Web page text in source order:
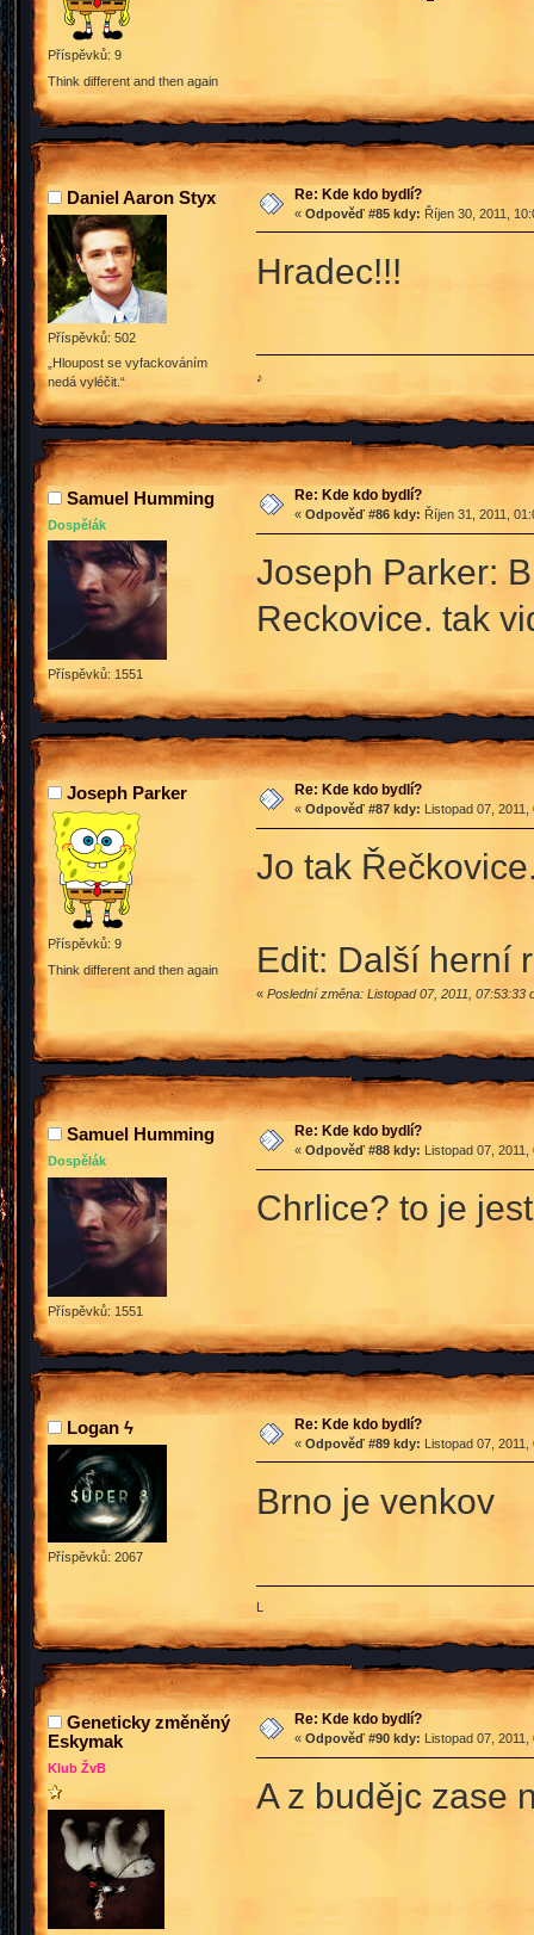
Příspěvků: 9
Think different and then again
Daniel Aaron Styx
Příspěvků: 502
„Hloupost se vyfackováním
nedá vyléčit.“
Re: Kde kdo bydlí?
« Odpověď #85 kdy: Říjen 30, 2011,
Hradec!!!
♪
Samuel Humming
Dospělák
Příspěvků: 1551
Re: Kde kdo bydlí?
« Odpověď #86 kdy: Říjen 31, 2011,
Joseph Parker:
Reckovice. tak
Joseph Parker
Příspěvků: 9
Think different and then again
Re: Kde kdo bydlí?
« Odpověď #87 kdy: Listopad 07,
Jo tak
Edit: Další herní
« Poslední změna: Listopad 07, 2011, 07:53:33
Samuel Humming
Dospělák
Příspěvků: 1551
Re: Kde kdo bydlí?
« Odpověď #88 kdy: Listopad 07,
Chrlice? to je
Logan ϟ
Příspěvků: 2067
Re: Kde kdo bydlí?
« Odpověď #89 kdy: Listopad 07,
Brno je venkov
Geneticky změněný
Eskymak
Klub ŽvB
Re: Kde kdo bydlí?
« Odpověď #90 kdy: Listopad 07,
A z budějc zase